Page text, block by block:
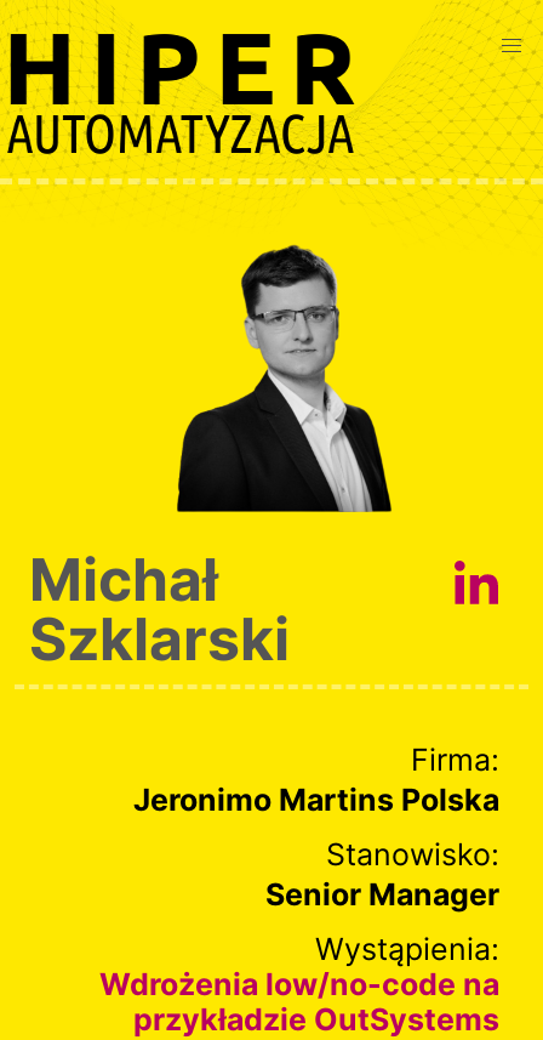
Przejdź
do
treści
Michał
Szklarski
Firma:
Jeronimo Martins Polska
Stanowisko:
Senior Manager
Wystąpienia:
Wdrożenia low/no-code na
przykładzie OutSystems